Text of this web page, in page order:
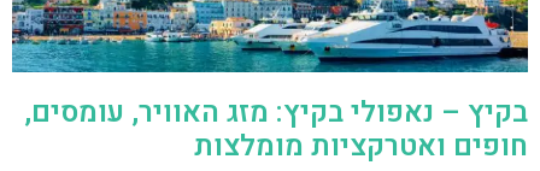
בקיץ – נאפולי בקיץ: מזג האוויר, עומסים,
חופים ואטרקציות מומלצות